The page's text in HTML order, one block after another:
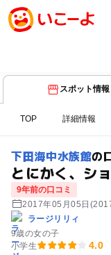
スポット情報
TOP 詳細情報
下田海中水族館の
とにかく、シ
9年前の口コミ
2017年05月05日
ラージリリィ
9歳の女の子
小学生
4.0